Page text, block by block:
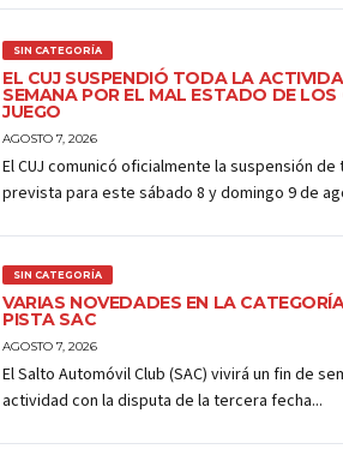
SIN CATEGORÍA
EL CUJ SUSPENDIÓ TODA LA
SEMANA POR EL MAL ESTADO DE
JUEGO
AGOSTO 7, 2026
El CUJ comunicó oficialmente la suspensión
prevista para este sábado 8 y domingo 9 de
SIN CATEGORÍA
VARIAS NOVEDADES EN LA
PISTA SAC
AGOSTO 7, 2026
El Salto Automóvil Club (SAC) vivirá un fin de
actividad con la disputa de la tercera fecha...